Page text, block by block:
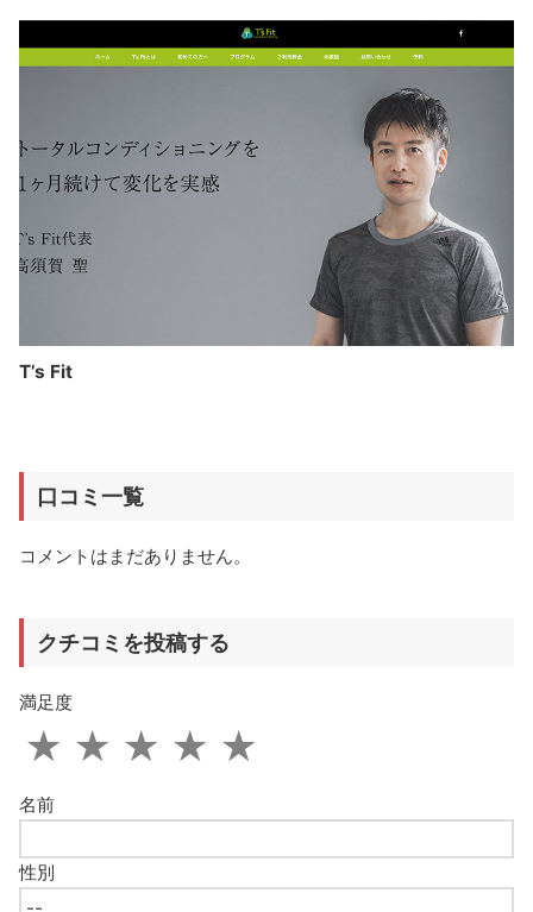
T’s Fit
口コミ一覧
コメントはまだありません。
クチコミを投稿する
名前
性別
満足度
★
★
★
★
★